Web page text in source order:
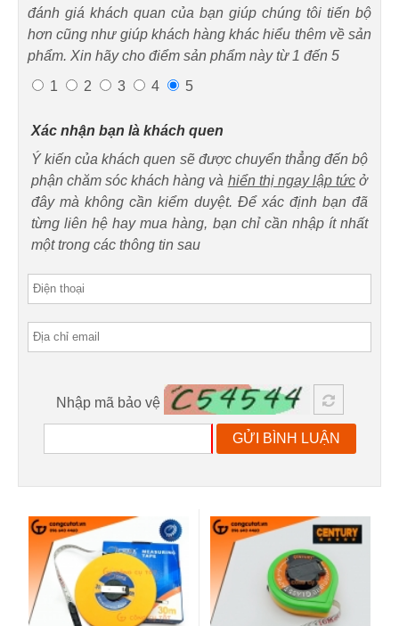
đánh giá khách quan của bạn giúp chúng tôi tiến bộ
hơn cũng như giúp khách hàng khác hiểu thêm về sản
phẩm. Xin hãy cho điểm sản phẩm này từ 1 đến 5
1
2 3 4 5
Xác nhận bạn là khách quen
Ý kiến của khách quen sẽ được chuyển thẳng đến bộ
phận chăm sóc khách hàng và hiển thị ngay lập tứcở
đây mà không cần kiểm duyệt. Để xác định bạn đã
từng liên hệ hay mua hàng, bạn chỉ cần nhập ít nhất
một trong các thông tin sau
Nhập mã bảo vệ
GỬI BÌNH LUẬN